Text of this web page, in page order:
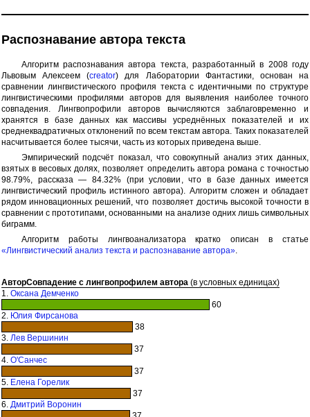
Распознавание автора текста
Алгоритм распознавания автора текста, разработанный в 2008 году
Львовым Алексеем (creator) для Лаборатории Фантастики, основан на
сравнении лингвистического профиля текста с идентичными по структуре
лингвистическими профилями авторов для выявления наиболее точного
совпадения. Лингвопрофили авторов вычисляются заблаговременно и
хранятся в базе данных как массивы усреднённых показателей и их
среднеквадратичных отклонений по всем текстам автора. Таких показателей
насчитывается более тысячи, часть из которых приведена выше.
Эмпирический подсчёт показал, что совокупный анализ этих данных,
взятых в весовых долях, позволяет определить автора романа с точностью
98.79%, рассказа — 84.32% (при условии, что в базе данных имеется
лингвистический профиль истинного автора). Алгоритм сложен и обладает
рядом инновационных решений, что позволяет достичь высокой точности в
сравнении с прототипами, основанными на анализе одних лишь символьных
биграмм.
Алгоритм работы лингвоанализатора кратко описан в статье
«Лингвистический анализ текста и распознавание автора».
АвторСовпадение с лингвопрофилем автора (в условных единицах)
1. Оксана Демченко
60
2. Юлия Фирсанова
38
3. Лев Вершинин
37
4. О'Санчес
37
5. Елена Горелик
37
6. Дмитрий Воронин